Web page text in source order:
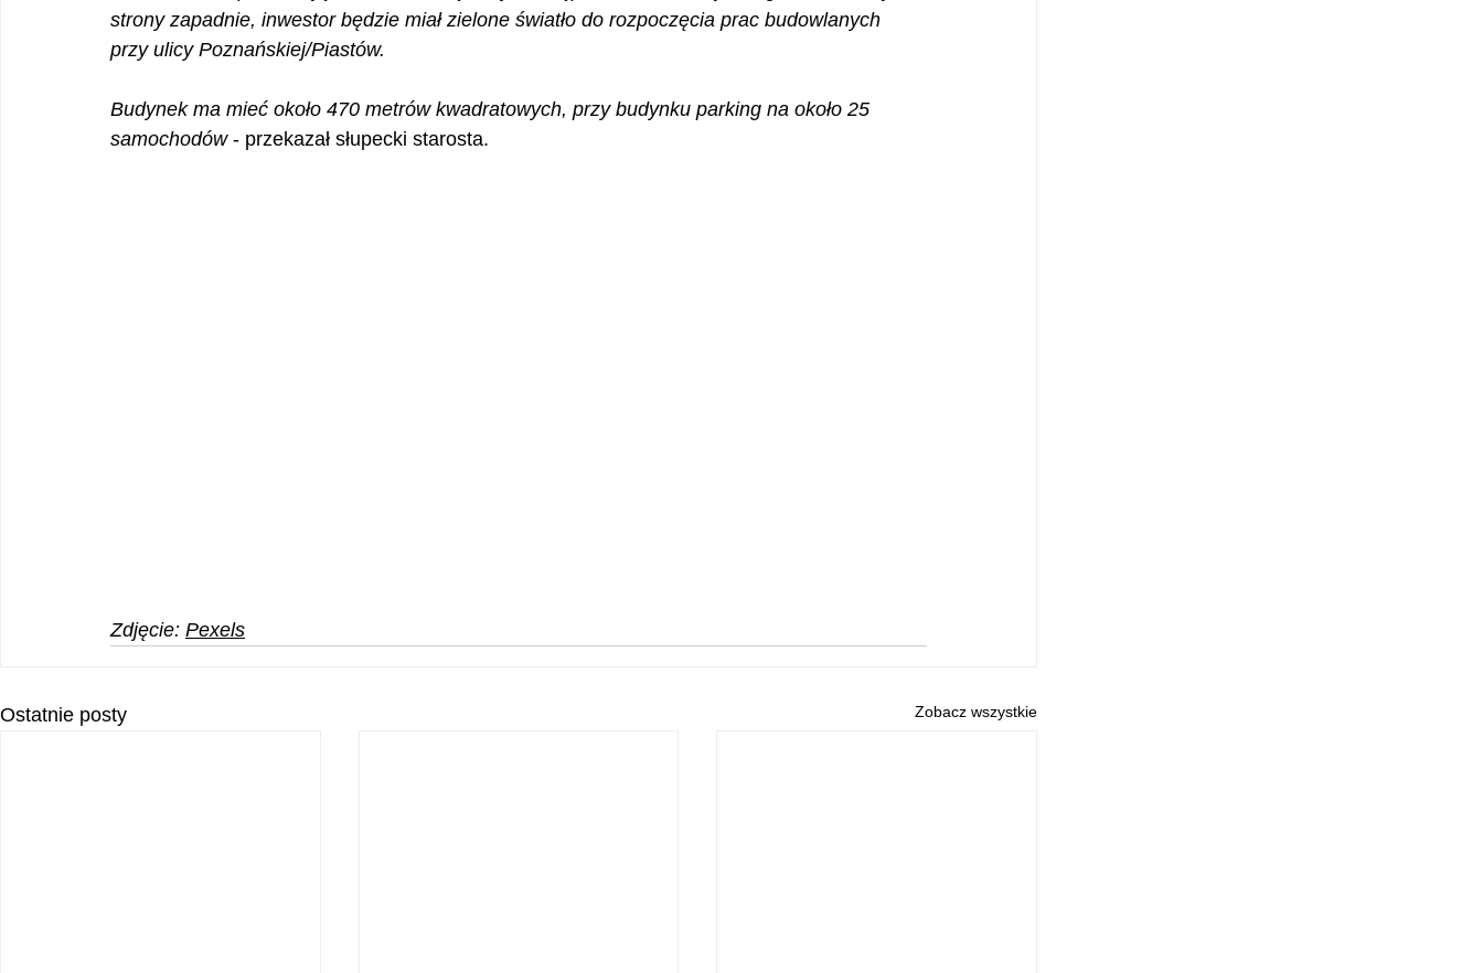
strony zapadnie, inwestor będzie miał zielone światło do rozpoczęcia prac budowlanych
przy ulicy Poznańskiej/Piastów.
Budynek ma mieć około 470 metrów kwadratowych, przy budynku parking na około 25
samochodów - przekazał słupecki starosta.
Zdjęcie: Pexels
Ostatnie posty Zobacz wszystkie